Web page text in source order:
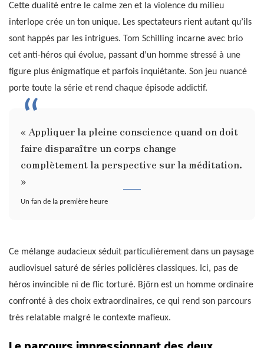
Cette dualité entre le calme zen et la violence du milieu
interlope crée un ton unique. Les spectateurs rient autant qu’ils
sont happés par les intrigues. Tom Schilling incarne avec brio
cet anti-héros qui évolue, passant d’un homme stressé à une
figure plus énigmatique et parfois inquiétante. Son jeu nuancé
porte toute la série et rend chaque épisode addictif.
« Appliquer la pleine conscience quand on doit
faire disparaître un corps change
complètement la perspective sur la méditation.
»
Un fan de la première heure
Ce mélange audacieux séduit particulièrement dans un paysage
audiovisuel saturé de séries policières classiques. Ici, pas de
héros invincible ni de flic torturé. Björn est un homme ordinaire
confronté à des choix extraordinaires, ce qui rend son parcours
très relatable malgré le contexte mafieux.